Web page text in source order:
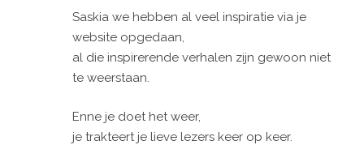
Saskia we hebben al veel inspiratie via je
website opgedaan,
al die inspirerende verhalen zijn gewoon niet
te weerstaan.
Enne je doet het weer,
je trakteert je lieve lezers keer op keer.